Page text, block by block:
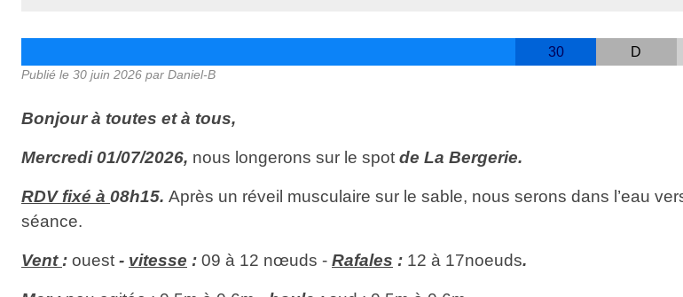
30 D
Publié le 30 juin 2026 par Daniel-B
Bonjour à toutes et à tous,
Mercredi 01/07/2026, nous longerons sur le spot de La Bergerie.
RDV fixé à 08h15. Après un réveil musculaire sur le sable, nous serons dans l’eau
séance.
Vent : ouest - vitesse : 09 à 12 nœuds - Rafales : 12 à 17noeuds.